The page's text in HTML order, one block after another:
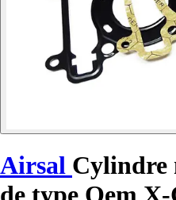
Airsal Cylindre